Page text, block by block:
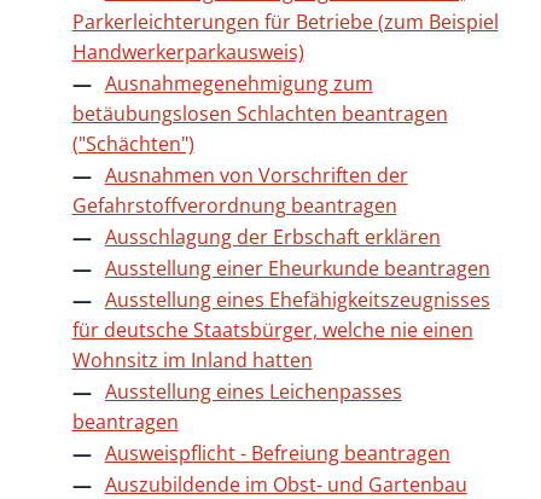
Parkerleichterungen für Betriebe (zum Beispiel
Handwerkerparkausweis)
Ausnahmegenehmigung zum
betäubungslosen Schlachten beantragen
("Schächten")
Ausnahmen von Vorschriften der
Gefahrstoffverordnung beantragen
Ausschlagung der Erbschaft erklären
Ausstellung einer Eheurkunde beantragen
Ausstellung eines Ehefähigkeitszeugnisses
für deutsche Staatsbürger, welche nie einen
Wohnsitz im Inland hatten
Ausstellung eines Leichenpasses
beantragen
Ausweispflicht - Befreiung beantragen
Auszubildende im Obst- und Gartenbau